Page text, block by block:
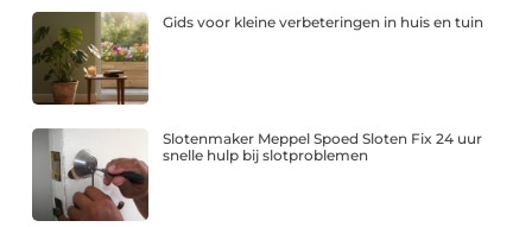
Gids voor kleine verbeteringen in huis en tuin
Slotenmaker Meppel Spoed Sloten Fix 24 uur
snelle hulp bij slotproblemen